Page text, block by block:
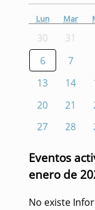
Lun Mar
30 31
6
7
13
14
20
21
27
28
Eventos
enero de
No existe